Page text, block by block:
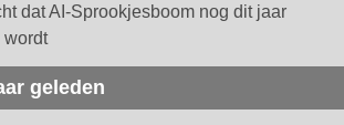
dat AI-Sprookjesboom nog dit jaar
wordt
geleden